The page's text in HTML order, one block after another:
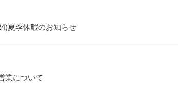
夏季休暇のお知らせ
業について